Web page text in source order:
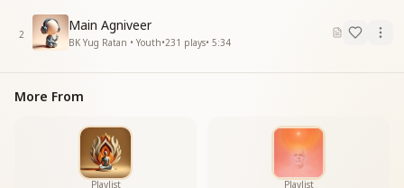
याद में लीन
बैठो हर दिन
घंटे दो–तीन....
प्यार से संजोया
अंकुर फूटा
2
Main Agniveer
BK Yug Ratan • Youth•231 plays• 5:34
More From
Playlist Playlist